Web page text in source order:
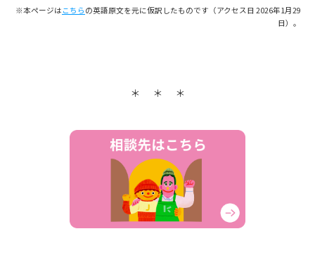
※本ページは こちら の英語原文を元に仮訳したものです（アクセス日 2026年1月29
日）。